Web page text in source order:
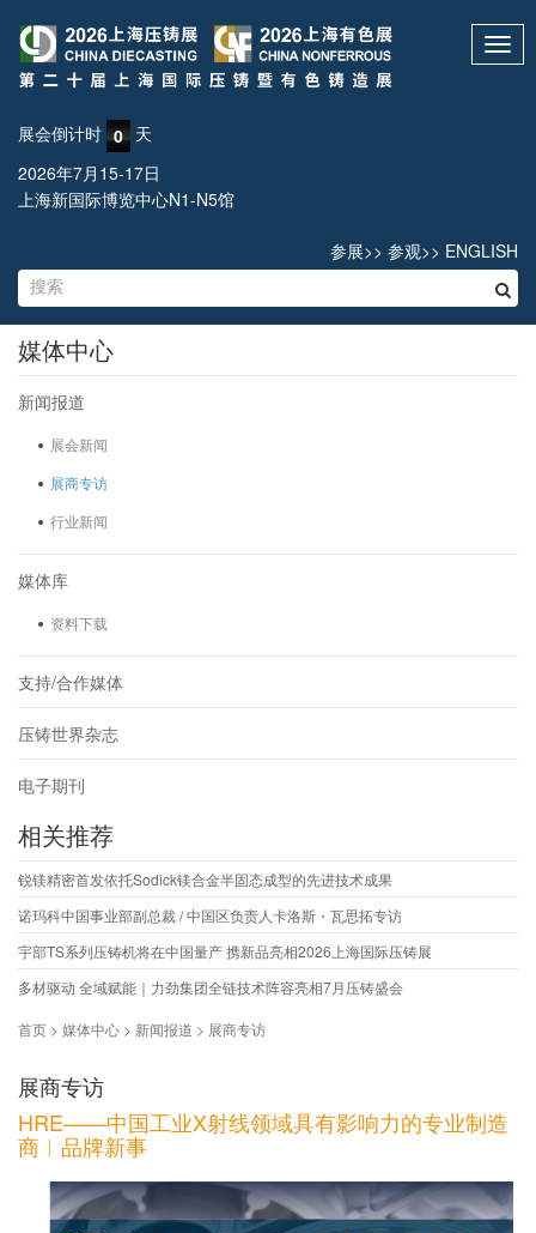
展会倒计时 0 天
2026年7月15-17日
上海新国际博览中心N1-N5馆
参展>> 参观>> ENGLISH
媒体中心
新闻报道
展会新闻
展商专访
行业新闻
媒体库
资料下载
支持/合作媒体
压铸世界杂志
电子期刊
相关推荐
锐镁精密首发依托Sodick镁合金半固态成型的先进技术成果
诺玛科中国事业部副总裁 / 中国区负责人卡洛斯・瓦思拓专访
宇部TS系列压铸机将在中国量产 携新品亮相2026上海国际压铸展
多材驱动 全域赋能｜力劲集团全链技术阵容亮相7月压铸盛会
首页 > 媒体中心 > 新闻报道 > 展商专访
展商专访
HRE——中国工业X射线领域具有影响力的专业制造
商︱品牌新事